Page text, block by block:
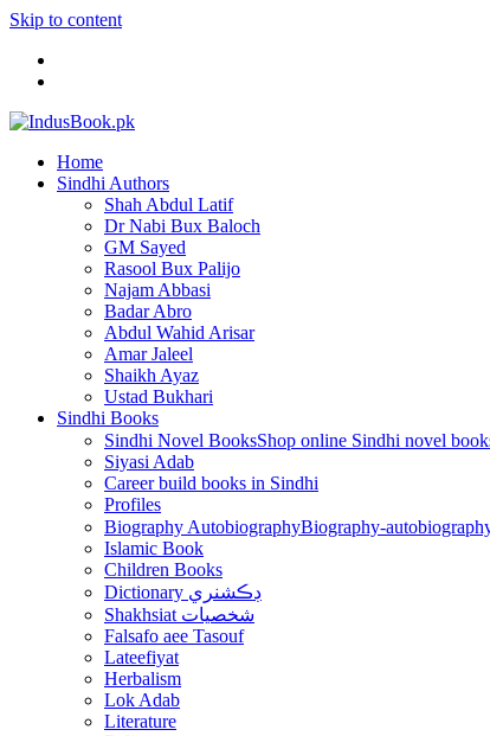
Skip to content
Home
Sindhi Authors
Shah Abdul Latif
Dr Nabi Bux Baloch
GM Sayed
Rasool Bux Palijo
Najam Abbasi
Badar Abro
Abdul Wahid Arisar
Amar Jaleel
Shaikh Ayaz
Ustad Bukhari
Sindhi Books
Sindhi Novel Books
Siyasi Adab
Career build books in Sindhi
Profiles
Biography Autobiography
Islamic Book
Children Books
Dictionary ڊڪشنري
Shakhsiat شخصيات
Falsafo aee Tasouf
Lateefiyat
Herbalism
Lok Adab
Literature